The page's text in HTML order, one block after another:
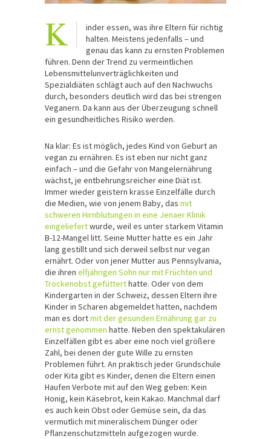
K
inder essen, was ihre Eltern für richtig
halten. Meistens jedenfalls – und
genau das kann zu ernsten Problemen
führen. Denn der Trend zu vermeintlichen
Lebensmittelunverträglichkeiten und
Spezialdiäten schlägt auch auf den Nachwuchs
durch, besonders deutlich wird das bei strengen
Veganern. Da kann aus der Überzeugung schnell
ein gesundheitliches Risiko werden.
Na klar: Es ist möglich, jedes Kind von Geburt an
vegan zu ernähren. Es ist eben nur nicht ganz
einfach – und die Gefahr von Mangelernährung
wächst, je entbehrungsreicher eine Diät ist.
Immer wieder geistern krasse Einzelfälle durch
die Medien, wie von jenem Baby, das mit
schweren Hirnblutungen in eine Jenaer Klinik
eingeliefertwurde, weil es unter starkem Vitamin
B-12-Mangel litt. Seine Mutter hatte es ein Jahr
lang gestillt und sich derweil selbst nur vegan
ernährt. Oder von jener Mutter aus Pennsylvania,
die ihren elfjährigen Sohn nur mit Früchten und
Trockenobst gefütterthatte. Oder von dem
Kindergarten in der Schweiz, dessen Eltern ihre
Kinder in Scharen abgemeldet hatten, nachdem
man es dortmit der gesunden Ernährung gar zu
ernst genommen hatte. Neben den spektakulären
Einzelfällen gibt es aber eine noch viel größere
Zahl, bei denen der gute Wille zu ernsten
Problemen führt. An praktisch jeder Grundschule
oder Kita gibt es Kinder, denen die Eltern einen
Haufen Verbote mit auf den Weg geben: Kein
Honig, kein Käsebrot, kein Kakao. Manchmal darf
es auch kein Obst oder Gemüse sein, da das
vermutlich mit mineralischem Dünger oder
Pflanzenschutzmitteln aufgezogen wurde.